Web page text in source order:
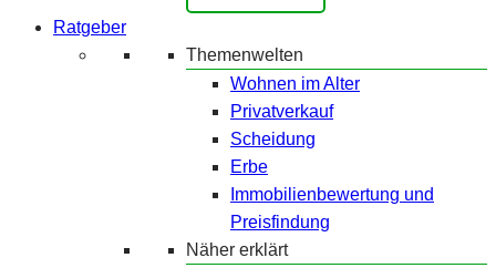
Ratgeber
Themenwelten
Wohnen im Alter
Privatverkauf
Scheidung
Erbe
Immobilienbewertung und
Preisfindung
Näher erklärt